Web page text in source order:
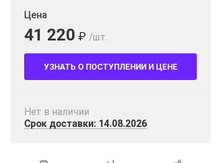
Цена
41 220 ₽ /шт.
УЗНАТЬ О ПОСТУПЛЕНИИ И ЦЕНЕ
Нет в наличии
Срок доставки: 14.08.2026